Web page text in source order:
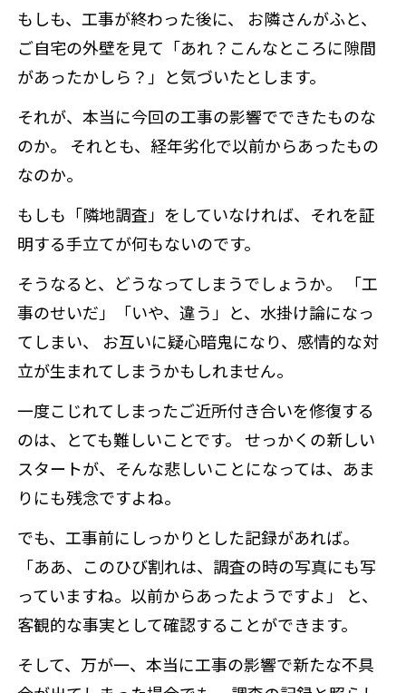
もしも、工事が終わった後に、 お隣さんがふと、
ご自宅の外壁を見て「あれ？こんなところに隙間
があったかしら？」と気づいたとします。
それが、本当に今回の工事の影響でできたものな
のか。 それとも、経年劣化で以前からあったもの
なのか。
もしも「隣地調査」をしていなければ、それを証
明する手立てが何もないのです。
そうなると、どうなってしまうでしょうか。 「工
事のせいだ」「いや、違う」と、水掛け論になっ
てしまい、 お互いに疑心暗鬼になり、感情的な対
立が生まれてしまうかもしれません。
一度こじれてしまったご近所付き合いを修復する
のは、とても難しいことです。 せっかくの新しい
スタートが、そんな悲しいことになっては、あま
りにも残念ですよね。
でも、工事前にしっかりとした記録があれば。
「ああ、このひび割れは、調査の時の写真にも写
っていますね。以前からあったようですよ」 と、
客観的な事実として確認することができます。
そして、万が一、本当に工事の影響で新たな不具